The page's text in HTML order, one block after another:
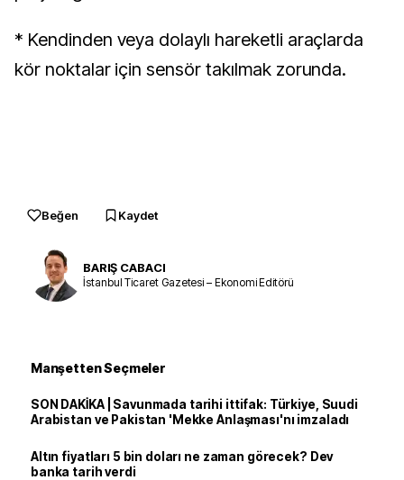
* Kendinden veya dolaylı hareketli araçlarda
kör noktalar için sensör takılmak zorunda.
Beğen Kaydet
BARIŞ CABACI
İstanbul Ticaret Gazetesi – Ekonomi Editörü
Manşetten Seçmeler
SON DAKİKA | Savunmada tarihi ittifak: Türkiye, Suudi
Arabistan ve Pakistan 'Mekke Anlaşması'nı imzaladı
Altın fiyatları 5 bin doları ne zaman görecek? Dev
banka tarih verdi